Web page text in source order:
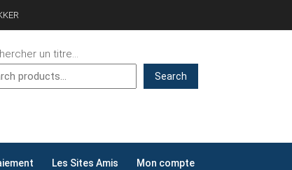
un titre...
Search
Les Sites Amis Mon compte